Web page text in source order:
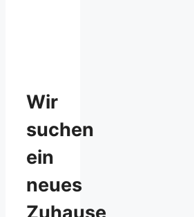
Wir
suchen
ein
neues